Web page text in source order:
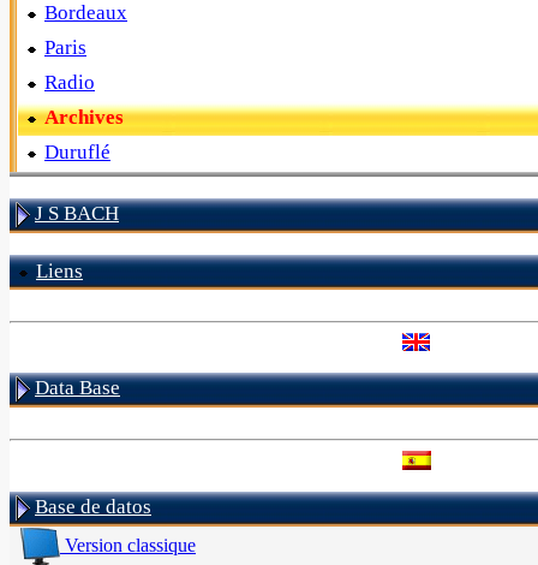
Bordeaux
Paris
Radio
Archives
Duruflé
J S BACH
Liens
Data Base
Base de datos
Version classique